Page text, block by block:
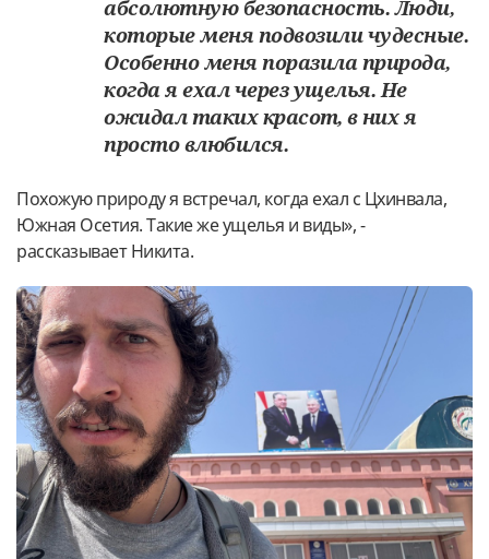
абсолютную безопасность. Люди,
которые меня подвозили чудесные.
Особенно меня поразила природа,
когда я ехал через ущелья. Не
ожидал таких красот, в них я
просто влюбился.
Похожую природу я встречал, когда ехал с Цхинвала,
Южная Осетия. Такие же ущелья и виды», -
рассказывает Никита.